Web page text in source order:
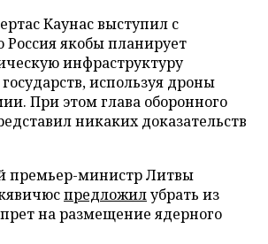
Каунас выступил с
Россия якобы планирует
инфраструктуру
используя дроны
При этом глава оборонного
никаких доказательств
премьер-министр Литвы
предложилубрать из
на размещение ядерного